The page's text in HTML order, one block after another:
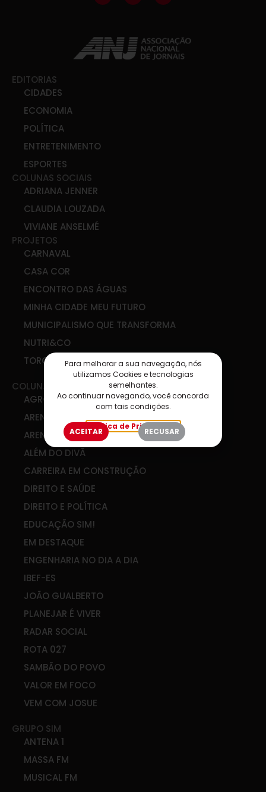
EDITORIAS
CIDADES
ECONOMIA
POLÍTICA
ENTRETENIMENTO
ESPORTES
COLUNAS SOCIAIS
ADRIANA JENNER
CLAUDIA LOUZADA
VIVIANE ANSELMÉ
PROJETOS
CARNAVAL
CASA COR
ENCONTRO DAS ÁGUAS
MINHA CIDADE MEU FUTURO
MUNICIPALISMO QUE TRANSFORMA
NUTRI&CO
TORCIDA SIM
COLUNAS
AGRO & COOP
ARENA DE IDEIAS
ARENA DIGITAL
ALÉM DO DIVÃ
CARREIRA EM CONSTRUÇÃO
DIREITO E SAÚDE
DIREITO E POLÍTICA
EDUCAÇÃO SIM!
EM DESTAQUE
ENGENHARIA NO DIA A DIA
IBEF-ES
JOÃO GUALBERTO
PLANEJAR É VIVER
RADAR SOCIAL
ROTA 027
SAMBÃO DO POVO
VALOR EM FOCO
VEM COM JOSUE
GRUPO SIM
ANTENA 1
MASSA FM
MUSICAL FM
Para melhorar a sua navegação, nós
utilizamos Cookies e tecnologias
semelhantes.
Ao continuar navegando, você concorda
com tais condições.
Política de Privacidade
ACEITAR RECUSAR